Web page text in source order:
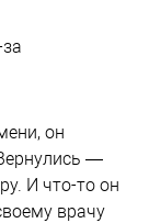
он
—
И что-то он
врачу